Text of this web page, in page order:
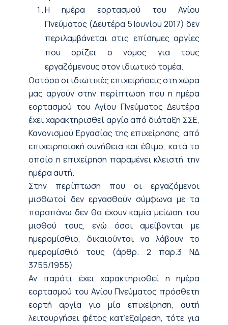
Η ημέρα εορτασμού του Αγίου
Πνεύματος (Δευτέρα 5 Ιουνίου 2017) δεν
περιλαμβάνεται στις επίσημες αργίες
που ορίζει ο νόμος για τους
εργαζόμενους στον ιδιωτικό τομέα.
Ωστόσο οι ιδιωτικές επιχειρήσεις στη χώρα
μας αργούν στην περίπτωση που η ημέρα
εορτασμού του Αγίου Πνεύματος Δευτέρα
έχει χαρακτηρισθεί αργία από διάταξη ΣΣΕ,
Κανονισμού Εργασίας της επιχείρησης, από
επιχειρησιακή συνήθεια και έθιμο, κατά το
οποίο η επιχείρηση παραμένει κλειστή την
ημέρα αυτή.
Στην περίπτωση που οι εργαζόμενοι
μισθωτοί δεν εργασθούν σύμφωνα με τα
παραπάνω δεν θα έχουν καμία μείωση του
μισθού τους, ενώ όσοι αμείβονται με
ημερομίσθιο, δικαιούνται να λάβουν το
ημερομίσθιό τους (άρθρ. 2 παρ.3 ΝΔ
3755/1955).
Αν παρότι έχει χαρακτηρισθεί η ημέρα
εορτασμού του Αγίου Πνεύματος πρόσθετη
εορτή αργία για μία επιχείρηση, αυτή
λειτουργήσει φέτος κατ’εξαίρεση, τότε για